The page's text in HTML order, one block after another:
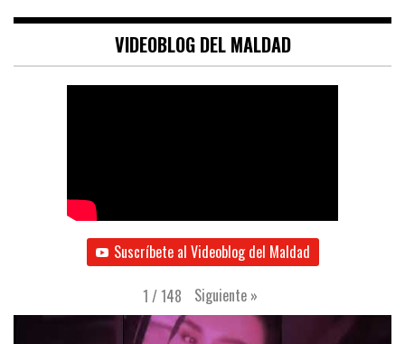
VIDEOBLOG DEL MALDAD
Suscríbete al Videoblog del Maldad
1 /148 Siguiente »